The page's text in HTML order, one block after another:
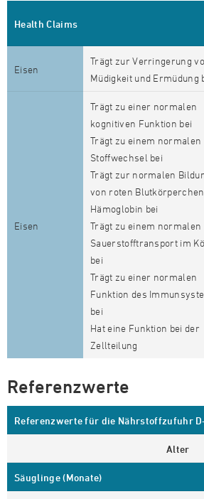
Health Claims
Eisen
Trägt zur Verringerung
Müdigkeit und Ermüdung
Eisen
Trägt zu einer normalen
kognitiven Funktion bei
Trägt zu einem normalen
Stoffwechsel bei
Trägt zur normalen
von roten
Hämoglobin bei
Trägt zu einem normalen
Sauerstofftransport im
bei
Trägt zu einer normalen
Funktion des
bei
Hat eine Funktion bei der
Zellteilung
Referenzwerte
Referenzwerte für die Nährstoffzufuhr
Alter
Säuglinge (Monate)